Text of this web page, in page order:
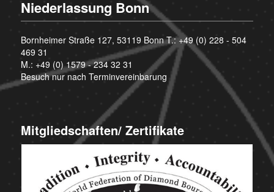
Niederlassung Bonn
Bornheimer Straße 127, 53119 Bonn T.:+49 (0) 228 - 504
469 31
M.: +49 (0) 1579 - 234 32 31
Besuch nur nach Terminvereinbarung
Mitgliedschaften/ Zertifikate